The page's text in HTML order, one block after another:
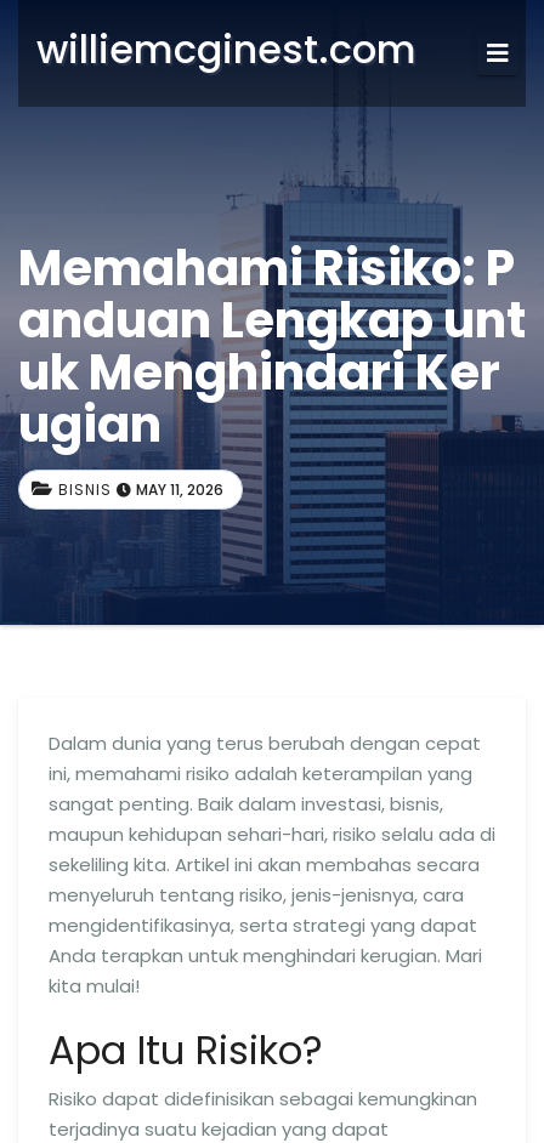
williemcginest.com
Memahami Risiko: P
anduan Lengkap unt
uk Menghindari Ker
ugian
BISNIS MAY 11, 2026
Dalam dunia yang terus berubah dengan cepat
ini, memahami risiko adalah keterampilan yang
sangat penting. Baik dalam investasi, bisnis,
maupun kehidupan sehari-hari, risiko selalu ada di
sekeliling kita. Artikel ini akan membahas secara
menyeluruh tentang risiko, jenis-jenisnya, cara
mengidentifikasinya, serta strategi yang dapat
Anda terapkan untuk menghindari kerugian. Mari
kita mulai!
Apa Itu Risiko?
Risiko dapat didefinisikan sebagai kemungkinan
terjadinya suatu kejadian yang dapat